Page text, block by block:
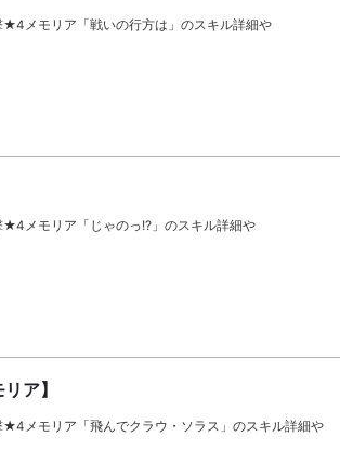
メモリア「戦いの行方は」のスキル詳細や
メモリア「じゃのっ!?」のスキル詳細や
ア】
メモリア「飛んでクラウ・ソラス」のスキル詳細や